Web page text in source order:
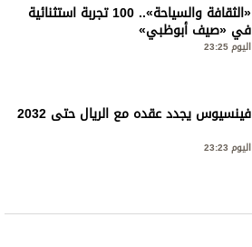
«الثقافة والسياحة».. 100 تجربة استثنائية
في «صيف أبوظبي»
اليوم 23:25
فينسيوس يجدد عقده مع الريال حتى 2032
اليوم 23:23